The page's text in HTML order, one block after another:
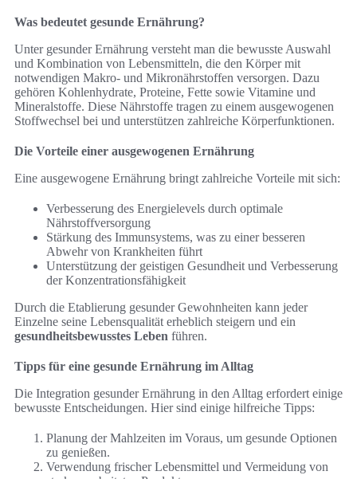
Was bedeutet gesunde Ernährung?
Unter gesunder Ernährung versteht man die bewusste Auswahl
und Kombination von Lebensmitteln, die den Körper mit
notwendigen Makro- und Mikronährstoffen versorgen. Dazu
gehören Kohlenhydrate, Proteine, Fette sowie Vitamine und
Mineralstoffe. Diese Nährstoffe tragen zu einem ausgewogenen
Stoffwechsel bei und unterstützen zahlreiche Körperfunktionen.
Die Vorteile einer ausgewogenen Ernährung
Eine ausgewogene Ernährung bringt zahlreiche Vorteile mit sich:
Verbesserung des Energielevels durch optimale
Nährstoffversorgung
Stärkung des Immunsystems, was zu einer besseren
Abwehr von Krankheiten führt
Unterstützung der geistigen Gesundheit und Verbesserung
der Konzentrationsfähigkeit
Durch die Etablierung gesunder Gewohnheiten kann jeder
Einzelne seine Lebensqualität erheblich steigern und ein
gesundheitsbewusstes Leben führen.
Tipps für eine gesunde Ernährung im Alltag
Die Integration gesunder Ernährung in den Alltag erfordert einige
bewusste Entscheidungen. Hier sind einige hilfreiche Tipps:
Planung der Mahlzeiten im Voraus, um gesunde Optionen
zu genießen.
Verwendung frischer Lebensmittel und Vermeidung von